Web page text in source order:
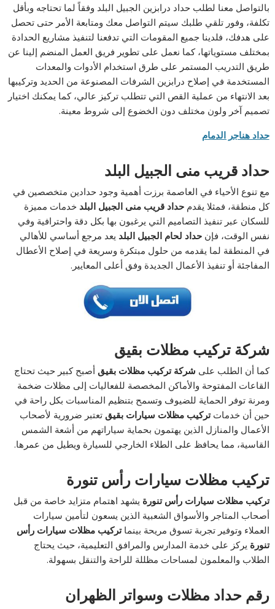
بالتواصل معنا لطلب حداد درابزين الجبيل البلد وفقاً لما تحتاجه وبأقل
تكلفة، وفور تلقي طلبك سيتم التواصل معك ومتابعة الأمر حتى تحصل
على هدفك، فلدينا جميع المقومات التي تدفعنا لتنفيذ مشاريع الحدادة
بمختلف مستوياتها، كما نعمل على تطوير فريق العمل المنضم إلينا عن
طريق التدريب المستمر على طرق استخدام الأدوات والمعدات
المستخدمة في إصلاح درابزين الشرفات المصنوعة من الحديد وتركيبها
بعد الانتهاء من عملية القص التي تتطلب تركيز عالي، كما يمكنك اختيار
تصميم آخر ولون مختلف دون الخضوع إلى شروط معينة.
حداد هناجر الدمام
حداد قريب منى الجبيل البلد
مع تنوع الأحياء في العاصمة برزت أهمية وجود حدادين متخصصين في
كل منطقة، فمثلا يقدمحداد قريب منى الجبيل البلد خدمات مميزة
للسكان عبر تنفيذ التصاميم التي يرغبون بها بكل دقة واحترافية وفي
نفس الوقت، فإنحداد لحام الجبيل البلد يعد مرجع أساسي للأهالي
في المنطقة لما يقدمه من حلول مبتكرة وسريعة في إصلاح الأعطال
المفاجئة أو تنفيذ الأعمال الجديدة وفق أعلى المعايير.
شركة تركيب مظلات بقيق
كما أن الطلب على شركة تركيب مظلات بقيقأصبح كبير حيث تحتاج
القاعات المفتوحة والأماكن المخصصة للفعاليات إلى مظلات ضخمة
ومرنة توفر الحماية للضيوف وتسمح بتنظيم المناسبات بكل راحة في
حين أن خدماتتركيب مظلات سيارات بقيقتعتبر ضرورية لأصحاب
الأعمال والمنازل الذين يهتمون بحماية سياراتهم من أشعة الشمس
القاسية، مما يحافظ على الطلاء الخارجي للسيارة ويطيل من عمرها.
تركيب مظلات سيارات رأس تنورة
تركيب مظلات سيارات رأس تنورة يشهد اهتمام متزايد خاصة من قبل
أصحاب المتاجر والأسواق الشعبية الذين يسعون لتأمين سيارات
العملاء وتوفير تجربة تسوق مريحة بينماتركيب مظلات سيارات رأس
تنورة يركز على خدمة المدارس والمرافق التعليمية، حيث يحتاج
الطلاب والمعلمون لمساحات مظللة للراحة والتنقل بسهولة.
رقم حداد مظلات وسواتر الظهران